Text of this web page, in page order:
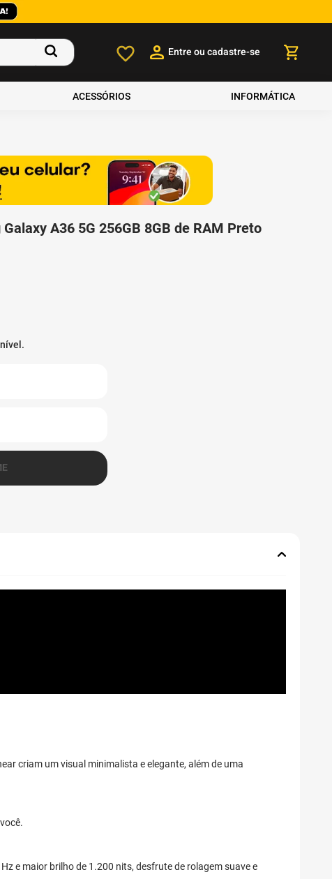
Entre ou cadastre-se
ACESSÓRIOS INFORMÁTICA
A36 5G 256GB 8GB de RAM Preto
criam um visual minimalista e elegante, além de uma
e maior brilho de 1.200 nits, desfrute de rolagem suave e